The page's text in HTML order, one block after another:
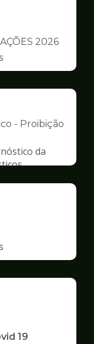
2026
- Proibição
da
19